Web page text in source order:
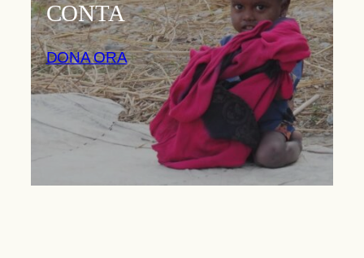
CONTA
DONA ORA